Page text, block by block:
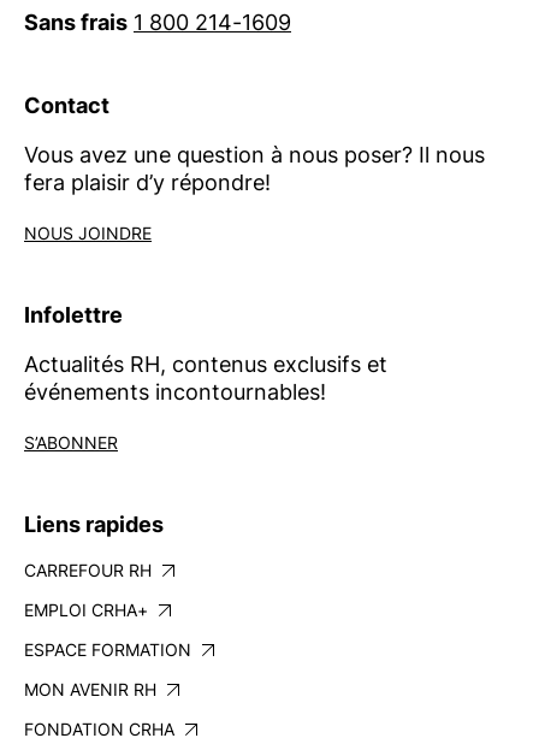
Sans frais 1 800 214-1609
Contact
Vous avez une question à nous poser? Il nous
fera plaisir d’y répondre!
NOUS JOINDRE
Infolettre
Actualités RH, contenus exclusifs et
événements incontournables!
S’ABONNER
Liens rapides
CARREFOUR RH
EMPLOI CRHA+
ESPACE FORMATION
MON AVENIR RH
FONDATION CRHA